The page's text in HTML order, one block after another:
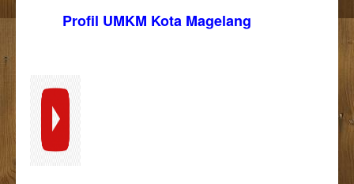
Profil UMKM Kota Magelang